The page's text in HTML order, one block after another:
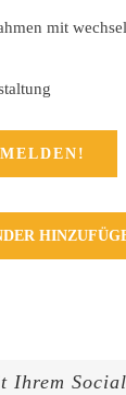
mit
Ihrem